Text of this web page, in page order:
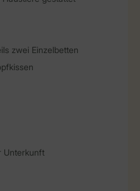
zwei Einzelbetten
Unterkunft